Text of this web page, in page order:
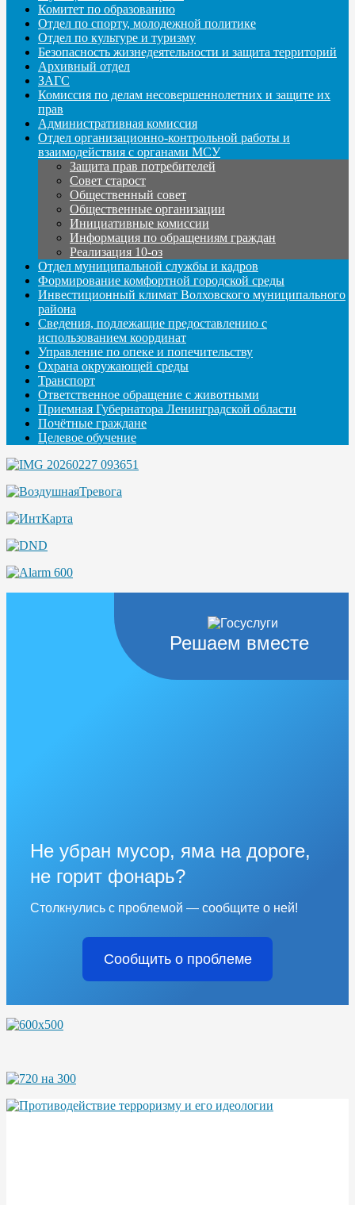
Комитет по образованию
Отдел по спорту, молодежной политике
Отдел по культуре и туризму
Безопасность жизнедеятельности и защита территорий
Архивный отдел
ЗАГС
Комиссия по делам несовершеннолетних и защите их
прав
Административная комиссия
Отдел организационно-контрольной работы и
взаимодействия с органами МСУ
Защита прав потребителей
Совет старост
Общественный совет
Общественные организации
Инициативные комиссии
Информация по обращениям граждан
Реализация 10-оз
Отдел муниципальной службы и кадров
Формирование комфортной городской среды
Инвестиционный климат Волховского муниципального
района
Сведения, подлежащие предоставлению с
использованием координат
Управление по опеке и попечительству
Охрана окружающей среды
Транспорт
Ответственное обращение с животными
Приемная Губернатора Ленинградской области
Почётные граждане
Целевое обучение
Решаем вместе
Не убран мусор, яма на дороге,
не горит фонарь?
Столкнулись с проблемой — сообщите о ней!
Сообщить о проблеме